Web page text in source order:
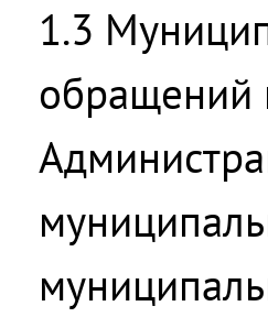
1.3
обращений